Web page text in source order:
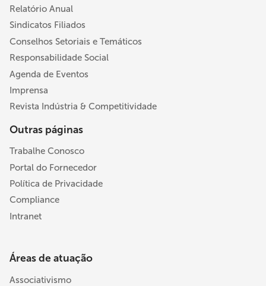
Relatório Anual
Sindicatos Filiados
Conselhos Setoriais e Temáticos
Responsabilidade Social
Agenda de Eventos
Imprensa
Revista Indústria & Competitividade
Outras páginas
Trabalhe Conosco
Portal do Fornecedor
Política de Privacidade
Compliance
Intranet
Áreas de atuação
Associativismo